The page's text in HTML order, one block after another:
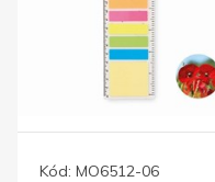
Kód: MO6512-06